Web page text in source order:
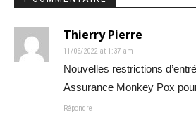
Thierry Pierre
11/06/2022 at 1:37 am
Nouvelles restrictions
Assurance Monkey Pox
Répondre